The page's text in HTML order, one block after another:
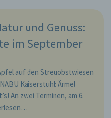
und Genuss:
im September
auf den Streuobstwiesen
Kaiserstuhl: Ärmel
An zwei Terminen, am 6.